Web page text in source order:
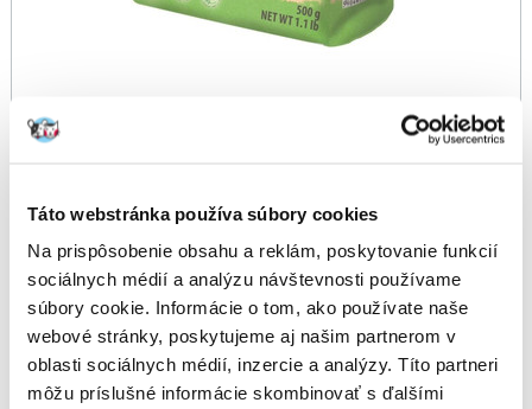
Táto webstránka používa súbory cookies
Na prispôsobenie obsahu a reklám, poskytovanie funkcií
sociálnych médií a analýzu návštevnosti používame
súbory cookie. Informácie o tom, ako používate naše
webové stránky, poskytujeme aj našim partnerom v
oblasti sociálnych médií, inzercie a analýzy. Títo partneri
môžu príslušné informácie skombinovať s ďalšími
€2.30 (4.60 € / kg)
ODOSIELAME DO 48HODÍN
Fotky našich zákazníkov Pozri ďalšie fotografie